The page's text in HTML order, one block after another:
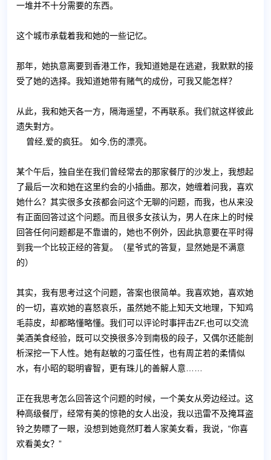
一堆并不十分需要的东西。
这个城市承载着我和她的一些记忆。
那年，她执意离要到香港工作，我知道她是在逃避，我默默的接
受了她的选择。我知道她带有赌气的成份，可我又能怎样？
从此，我和她天各一方，隔海遥望，不再联系。我们就这样彼此
遗失對方。
曾经,爱的疯狂。 如今,伤的漂亮。
某个午后，独自坐在我们曾经常去的那家餐厅的沙发上，我想起
了最后一次和她在这里约会的小插曲。那次，她缠着问我，喜欢
她什么？其实很多女孩都会问这个无聊的问题，而我，也从来没
有正面回答过这个问题。而且很多女孩认为，男人在床上的时候
回答任何问题都是不靠谱的，她也不例外，因此执意要在平时得
到我一个比较正经的答复。（星爷式的答复，显然她是不满意
的）
其实，我有思考过这个问题，答案也很简单。我喜欢她，喜欢她
的一切，喜欢她的喜怒哀乐，虽然她不能上知天文地理，下知鸡
毛蒜皮，却都略懂略懂。我们可以评论时事抨击ZF,也可以交流
美酒美食经验，既可以交换很多冷到南极的段子，又偶尔还能剖
析深挖一下人性。她有赵敏的刁蛮任性，也有周芷若的柔情似
水，有小昭的聪明睿智，更有珠儿的善解人意……
正在我思考怎么回答这个问题的时候，一个美女从旁边经过。这
种高级餐厅，经常有美的惊艳的女人出没，我以迅雷不及掩耳盗
铃之势瞟了一眼，没想到她竟然盯着人家美女看，我说，“你喜
欢看美女？”